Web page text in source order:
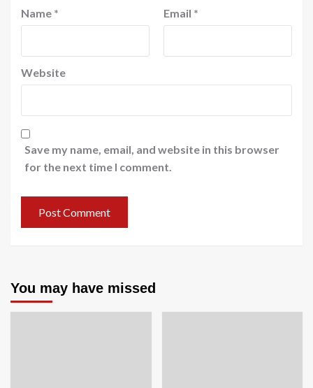
Name * Email *
Website
Save my name, email, and website in this browser
for the next time I comment.
You may have missed